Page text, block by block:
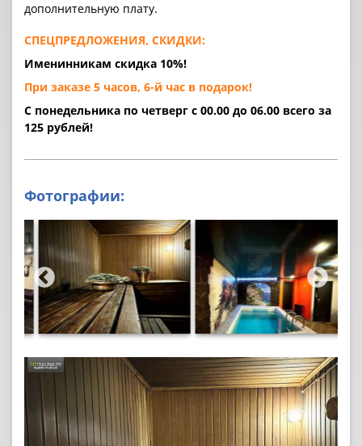
дополнительную плату.
СПЕЦПРЕДЛОЖЕНИЯ, СКИДКИ:
Именинникам скидка 10%!
При заказе 5 часов, 6-й час в подарок!
С понедельника по четверг с 00.00 до 06.00 всего за
125 рублей!
Фотографии: